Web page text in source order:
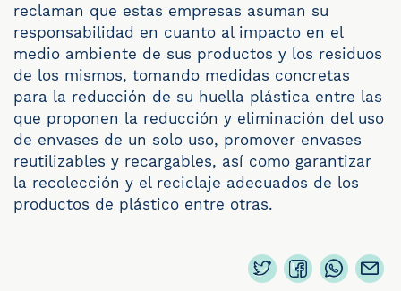
reclaman que estas empresas asuman su
responsabilidad en cuanto al impacto en el
medio ambiente de sus productos y los residuos
de los mismos, tomando medidas concretas
para la reducción de su huella plástica entre las
que proponen la reducción y eliminación del uso
de envases de un solo uso, promover envases
reutilizables y recargables, así como garantizar
la recolección y el reciclaje adecuados de los
productos de plástico entre otras.